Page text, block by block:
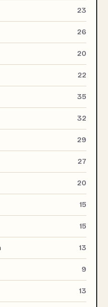
23
26
20
22
35
32
29
27
20
15
15
13
9
13